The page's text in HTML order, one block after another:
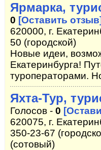
Ярмарка,
0 [Оставить отзыв]
620000, г.
50 (городской)
Новые идеи,
Екатеринбурга!
туроператорами.
Яхта-Тур,
Голосов - 0
620075, г.
350-23-67
(сотовый)